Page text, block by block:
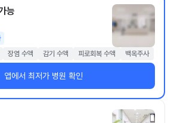
능
장염 수액 감기 수액 피로회복 수액 백옥주사
앱에서 최저가 병원 확인